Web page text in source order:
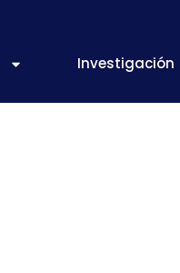
Investigación